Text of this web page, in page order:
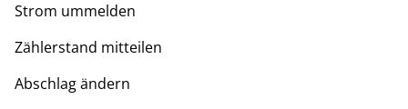
Strom ummelden
Zählerstand mitteilen
Abschlag ändern